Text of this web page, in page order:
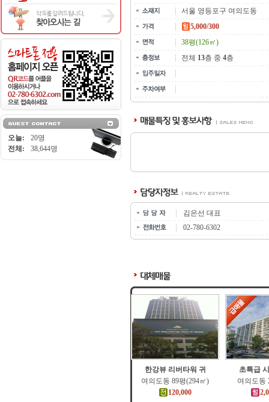
오늘:
20명
전체:
38,644명
서울 영등포구 여의도동
5,000/300
38평(126㎡)
전체 13층 중 4층
김은선 대표
02-780-6302
한강뷰 리버타워 귀
여의도동 89평(294㎡)
120,000
초특급
여의도동